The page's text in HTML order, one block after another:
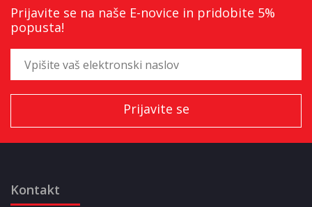
Prijavite se na naše E-novice in pridobite 5%
popusta!
Kontakt